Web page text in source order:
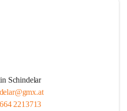
Schindelar
2213713